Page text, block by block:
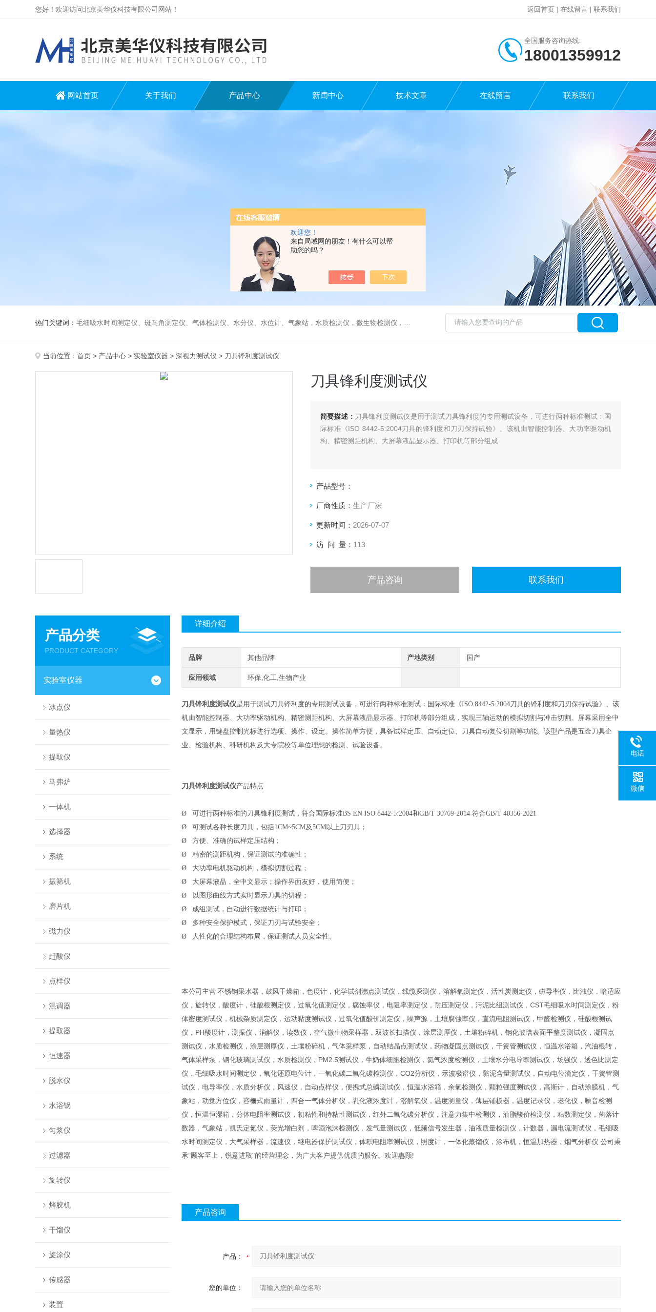
欢迎您！
来自局域网的朋友！有什么可以帮
助您的吗？
您好！欢迎访问北京美华仪科技有限公司网站！ 返回首页 | 在线留言 | 联系我们
全国服务咨询热线:
18001359912
网站首页 关于我们 产品中心 新闻中心 技术文章 在线留言 联系我们
热门关键词： 毛细吸水时间测定仪、斑马角测定仪、气体检测仪、水分仪、水位计、气象站，水质检测仪，微生物检测仪，气体检测仪
当前位置： 首页 > 产品中心 > 实验室仪器 > 深视力测试仪 > 刀具锋利度测试仪
刀具锋利度测试仪
简要描述： 刀具锋利度测试仪是用于测试刀具锋利度的专用测试设备，可进行两种标准测试：国
际标准《ISO 8442-5:2004刀具的锋利度和刀刃保持试验》、该机由智能控制器、大功率驱动机
构、精密测距机构、大屏幕液晶显示器、打印机等部分组成
产品型号：
厂商性质： 生产厂家
更新时间： 2026-07-07
访 问 量： 113
产品咨询 联系我们
产品分类
PRODUCT CATEGORY
实验室仪器
冰点仪
量热仪
提取仪
马弗炉
一体机
选择器
系统
振筛机
磨片机
磁力仪
赶酸仪
点样仪
混调器
提取器
恒速器
脱水仪
水浴锅
匀浆仪
过滤器
旋转仪
烤胶机
干馏仪
旋涂仪
传感器
装置
详细介绍
品牌 其他品牌 产地类别 国产
应用领域 环保,化工,生物产业
刀具锋利度测试仪是用于测试刀具锋利度的专用测试设备，可进行两种标准测试：国际标准《ISO 8442-5:2004刀具的锋利度和刀刃保持试验》、该
机由智能控制器、大功率驱动机构、精密测距机构、大屏幕液晶显示器、打印机等部分组成，实现三轴运动的模拟切割与冲击切割。屏幕采用全中
文显示，用键盘控制光标进行选项、操作、设定。操作简单方便，具备试样定压、自动定位、刀具自动复位切割等功能。该型产品是五金刀具企
业、检验机构、科研机构及大专院校等单位理想的检测、试验设备。
刀具锋利度测试仪产品特点
Ø 可进行两种标准的刀具锋利度测试，符合国际标准BS EN ISO 8442-5:2004和GB/T 30769-2014 符合GB/T 40356-2021
Ø 可测试各种长度刀具，包括1CM~5CM及5CM以上刀刃具；
Ø
方便、准确的试样定压结构；
Ø 精密的测距机构，保证测试的准确性；
Ø 大功率电机驱动机构，模拟切割过程；
Ø 大屏幕液晶，全中文显示；操作界面友好，使用简便；
Ø
以图形曲线方式实时显示刀具的切程；
Ø 成组测试，自动进行数据统计与打印；
Ø 多种安全保护模式，保证刀刃与试验安全；
Ø
人性化的合理结构布局，保证测试人员安全性。
本公司主营 不锈钢采水器，鼓风干燥箱，色度计，化学试剂沸点测试仪，线缆探测仪，溶解氧测定仪，活性炭测定仪，磁导率仪，比浊仪，暗适应
仪，旋转仪，酸度计，硅酸根测定仪，过氧化值测定仪，腐蚀率仪，电阻率测定仪，耐压测定仪，污泥比组测试仪，CST毛细吸水时间测定仪，粉
体密度测试仪，机械杂质测定仪，运动粘度测试仪，过氧化值酸价测定仪，噪声源，土壤腐蚀率仪，直流电阻测试仪，甲醛检测仪，硅酸根测试
仪，PH酸度计，测振仪，消解仪，读数仪，空气微生物采样器，双波长扫描仪，涂层测厚仪，土壤粉碎机，钢化玻璃表面平整度测试仪，凝固点
测试仪，水质检测仪，涂层测厚仪，土壤粉碎机，气体采样泵，自动结晶点测试仪，药物凝固点测试仪，干簧管测试仪，恒温水浴箱，汽油根转，
气体采样泵，钢化玻璃测试仪，水质检测仪，PM2.5测试仪，牛奶体细胞检测仪，氦气浓度检测仪，土壤水分电导率测试仪，场强仪，透色比测定
仪，毛细吸水时间测定仪，氧化还原电位计，一氧化碳二氧化碳检测仪，CO2分析仪，示波极谱仪，黏泥含量测试仪，自动电位滴定仪，干簧管测
试仪，电导率仪，水质分析仪，风速仪，自动点样仪，便携式总磷测试仪，恒温水浴箱，余氯检测仪，颗粒强度测试仪，高斯计，自动涂膜机，气
象站，动觉方位仪，容栅式雨量计，四合一气体分析仪，乳化液浓度计，溶解氧仪，温度测量仪，薄层铺板器，温度记录仪，老化仪，噪音检测
仪，恒温恒湿箱，分体电阻率测试仪，初粘性和持粘性测试仪，红外二氧化碳分析仪，注意力集中检测仪，油脂酸价检测仪，粘数测定仪，菌落计
数器，气象站，凯氏定氮仪，荧光增白剂，啤酒泡沫检测仪，发气量测试仪，低频信号发生器，油液质量检测仪，计数器，漏电流测试仪，毛细吸
水时间测定仪，大气采样器，流速仪，继电器保护测试仪，体积电阻率测试仪，照度计，一体化蒸馏仪，涂布机，恒温加热器，烟气分析仪 公司秉
承“顾客至上，锐意进取"的经营理念，为广大客户提供优质的服务。欢迎惠顾!
产品咨询
产品：
您的单位：
电话
微信